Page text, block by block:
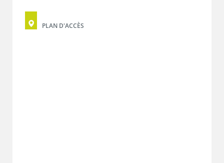
PLAN D'ACCÈS